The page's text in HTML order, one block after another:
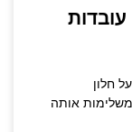
בדיקת שקיפות עורפית – 10 עובדות
חלון
אותה